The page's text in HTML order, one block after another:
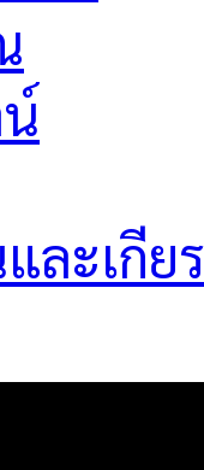
ละเกีย